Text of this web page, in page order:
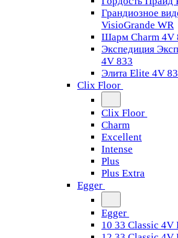
Грандиозное
VisioGrande WR
Шарм Charm 4V
Экспедиция
4V 833
Элита Elite 4V
Clix Floor
Clix Floor
Charm
Excellent
Intense
Plus
Plus Extra
Egger
Egger
10 33 Classic 4V